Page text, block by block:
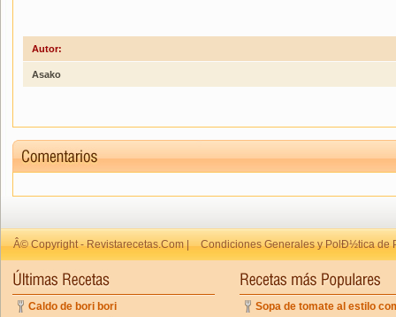
Autor:
Asako
Â© Copyright - Revistarecetas.Com | Condiciones Generales y PolÐ½tica de
Caldo de bori bori
Sopa de tomate al estilo